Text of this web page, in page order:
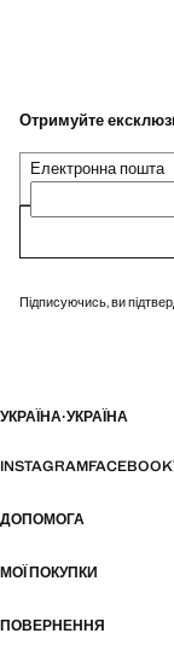
Отримуйте
Електронна пошта
Підписуючись, ви
УКРАЇНА·УКРАЇНА
INSTAGRAMFACEBOOK
ДОПОМОГА
МОЇ ПОКУПКИ
ПОВЕРНЕННЯ